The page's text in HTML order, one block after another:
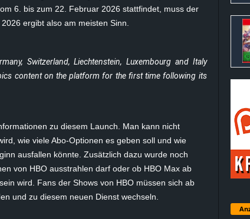
6. bis zum 22. Februar 2026 stattfindet, muss der
ergibt also am meisten Sinn.
Switzerland, Liechtenstein, Luxembourg and Italy
content on the platform for the first time following its
zu diesem Launch. Man kann nicht
wie viele Abo-Optionen es geben soll und wie
ausfallen könnte. Zusätzlich dazu wurde noch
von HBO ausstrahlen darf oder ob HBO Max ab
wird. Fans der Shows von HBO müssen sich ab
und zu diesem neuen Dienst wechseln.